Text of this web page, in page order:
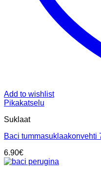
Add to wishlist
Pikakatselu
Suklaat
Baci tummasuklaakonvehti
6.90€